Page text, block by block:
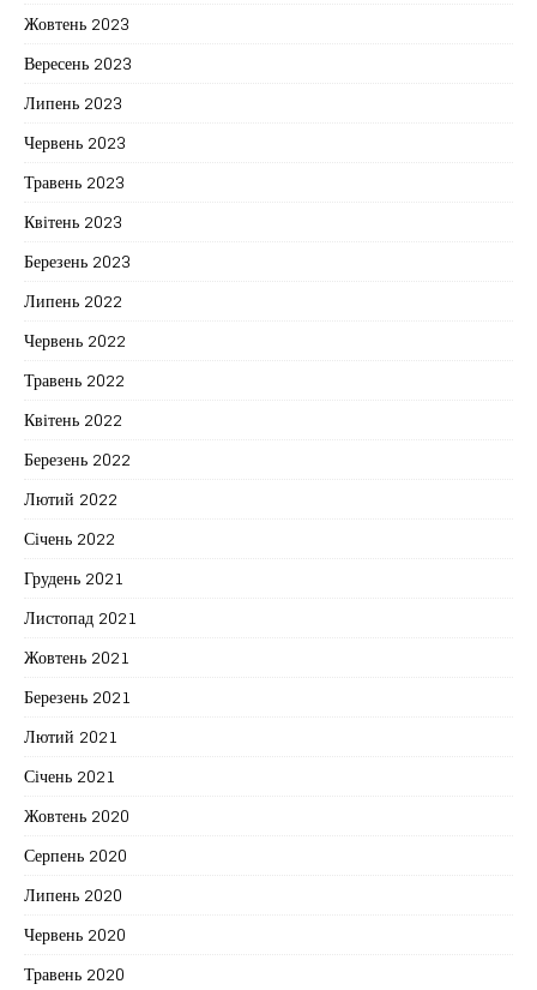
Жовтень 2023
Вересень 2023
Липень 2023
Червень 2023
Травень 2023
Квітень 2023
Березень 2023
Липень 2022
Червень 2022
Травень 2022
Квітень 2022
Березень 2022
Лютий 2022
Січень 2022
Грудень 2021
Листопад 2021
Жовтень 2021
Березень 2021
Лютий 2021
Січень 2021
Жовтень 2020
Серпень 2020
Липень 2020
Червень 2020
Травень 2020